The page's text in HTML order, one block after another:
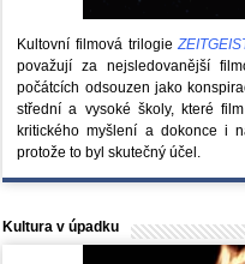
Kultovní filmová trilogie
považují za nejsledovanější
počátcích odsouzen jako
střední a vysoké školy, které
kritického myšlení a dokonce i
protože to byl skutečný účel.
Kultura v úpadku